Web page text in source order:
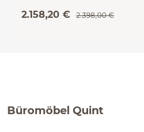
2.158,20 € 2.398,00 €
Büromöbel Quint